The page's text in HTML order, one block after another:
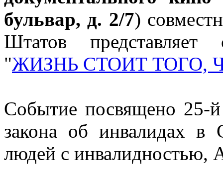
бульвар, д. 2/7)
Штатов
"ЖИЗНЬ СТОИТ ТОГО,
Событие посвящено 25-
закона об инвалидах
людей с инвалидностью,